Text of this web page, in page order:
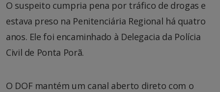
O suspeito cumpria pena por tráfico de drogas e
estava preso na Penitenciária Regional há quatro
anos. Ele foi encaminhado à Delegacia da Polícia
Civil de Ponta Porã.
O DOF mantém um canal aberto direto com o